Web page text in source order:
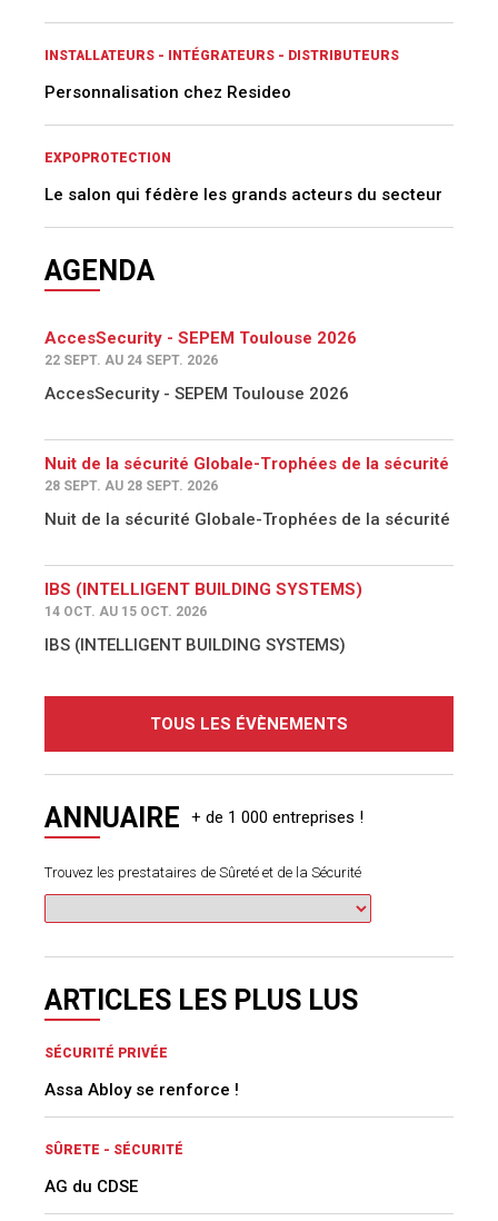
INSTALLATEURS - INTÉGRATEURS - DISTRIBUTEURS
Personnalisation chez Resideo
EXPOPROTECTION
Le salon qui fédère les grands acteurs du secteur
AGENDA
AccesSecurity - SEPEM Toulouse 2026
22 SEPT. AU 24 SEPT. 2026
AccesSecurity - SEPEM Toulouse 2026
Nuit de la sécurité Globale-Trophées de la sécurité
28 SEPT. AU 28 SEPT. 2026
Nuit de la sécurité Globale-Trophées de la sécurité
IBS (INTELLIGENT BUILDING SYSTEMS)
14 OCT. AU 15 OCT. 2026
IBS (INTELLIGENT BUILDING SYSTEMS)
TOUS LES ÉVÈNEMENTS
ANNUAIRE
Trouvez les prestataires de Sûreté et de la Sécurité
ARTICLES LES PLUS LUS
SÉCURITÉ PRIVÉE
Assa Abloy se renforce !
SÛRETE - SÉCURITÉ
AG du CDSE